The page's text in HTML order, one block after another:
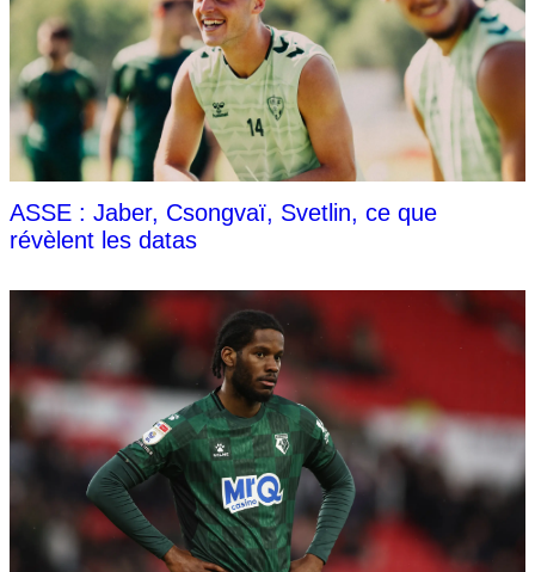
ASSE : Jaber, Csongvaï, Svetlin, ce que
révèlent les datas